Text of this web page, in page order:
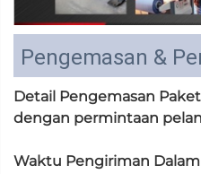
Pengemasan &
Detail Pengemasan
dengan permintaan
Waktu Pengiriman